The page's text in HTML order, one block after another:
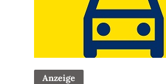
Anzeige